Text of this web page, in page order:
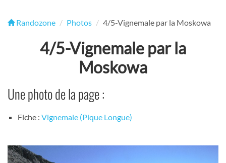
Randozone Photos 4/5-Vignemale par la Moskowa
4/5-Vignemale par la
Moskowa
Une photo de la page :
Fiche : Vignemale (Pique Longue)